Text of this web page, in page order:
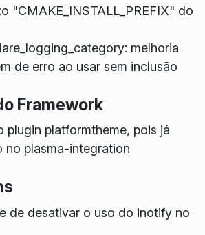
"CMAKE_INSTALL_PREFIX" do
melhoria
de erro ao usar sem inclusão
Framework
plugin platformtheme, pois já
no plasma-integration
de desativar o uso do inotifyno